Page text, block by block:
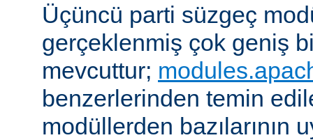
Üçüncü parti süzgeç
gerçeklenmiş çok geniş
mevcuttur;
benzerlerinden temin
modüllerden bazılarının